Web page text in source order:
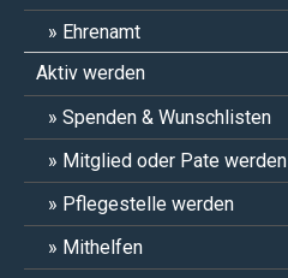
Ehrenamt
Aktiv werden
Spenden & Wunschlisten
Mitglied oder Pate werden
Pflegestelle werden
Mithelfen